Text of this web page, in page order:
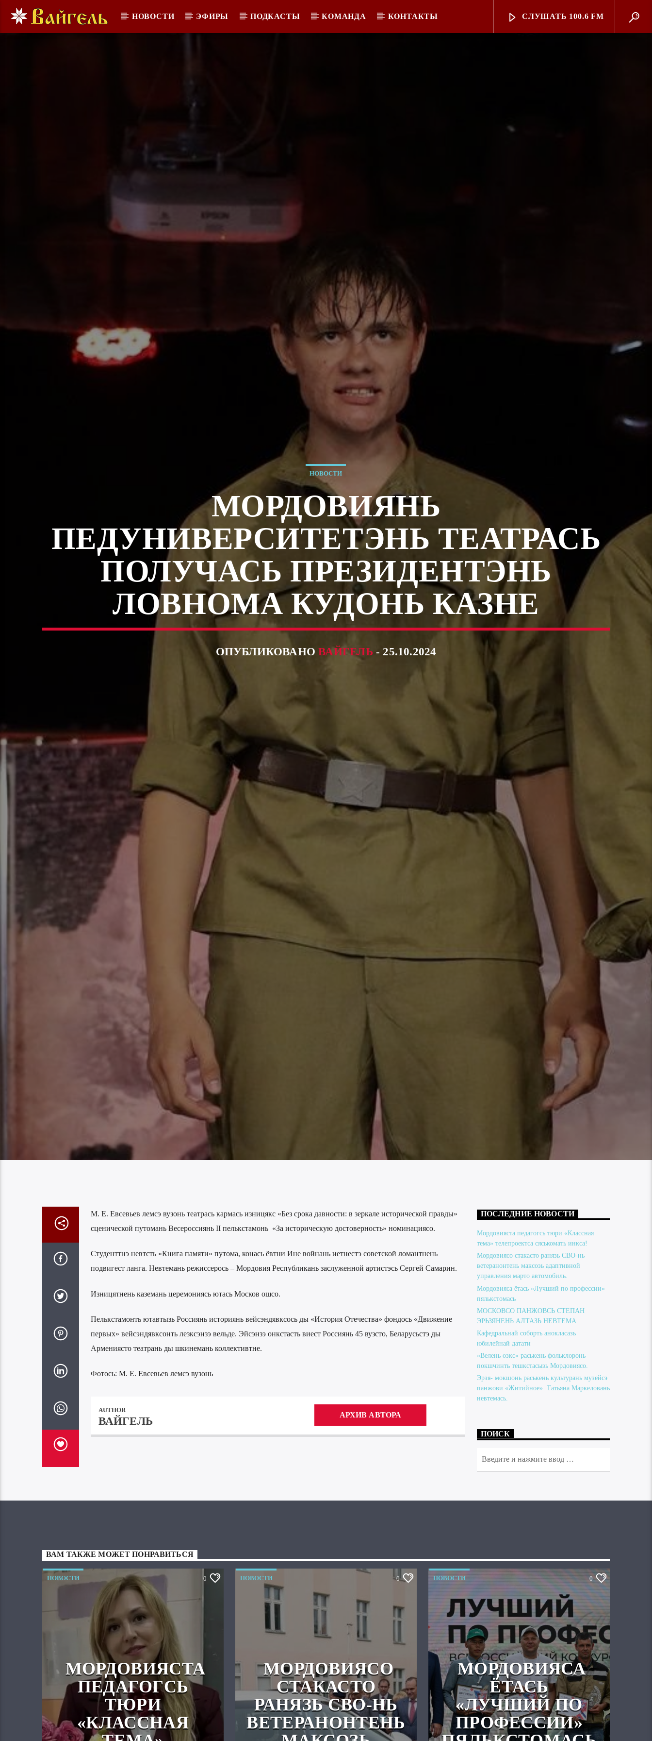
НОВОСТИ ЭФИРЫ ПОДКАСТЫ КОМАНДА КОНТАКТЫ СЛУШАТЬ 100.6 FM
НОВОСТИ
МОРДОВИЯНЬ
ПЕДУНИВЕРСИТЕТЭНЬ ТЕАТРАСЬ
ПОЛУЧАСЬ ПРЕЗИДЕНТЭНЬ
ЛОВНОМА КУДОНЬ КАЗНЕ
ОПУБЛИКОВАНОВАЙГЕЛЬ - 25.10.2024
М. Е. Евсевьев лемсэ вузонь театрась кармась изницякс «Без срока давности: в зеркале исторической правды»
сценической путомань Весероссиянь II пелькстамонь «За историческую достоверность» номинациясо.
Студенттнэ невтсть «Книга памяти» путома, конась ёвтни Ине войнань иетнестэ советской ломантнень
подвигест ланга. Невтемань режиссерось – Мордовия Республикань заслуженной артистэсь Сергей Самарин.
Изницятнень каземань церемониясь ютась Москов ошсо.
Пелькстамонть ютавтызь Россиянь историянь вейсэндявксось ды «История Отечества» фондось «Движение
первых» вейсэндявксонть лезксэнзэ вельде. Эйсэнзэ онкстасть виест Россиянь 45 вузсто, Беларусьстэ ды
Армениясто театрань ды шкинемань коллективтне.
Фотось: М. Е. Евсевьев лемсэ вузонь
AUTHOR
ВАЙГЕЛЬ
АРХИВ АВТОРА
ПОСЛЕДНИЕ НОВОСТИ
Мордовияста педагогсь тюри «Классная
тема» телепроектса сяськомать инкса!
Мордовиясо стакасто ранязь СВО-нь
ветеранонтень максозь адаптивной
управления марто автомобиль.
Мордовияса ётась «Лучший по профессии»
пялькстомась
МОСКОВСО ПАНЖОВСЬ СТЕПАН
ЭРЬЗЯНЕНЬ АЛТАЗЬ НЕВТЕМА
Кафедральнай соборть анокласазь
юбилейнай датати
«Велень озкс» раськень фольклоронь
покшчинть тешкстасызь Мордовиясо.
Эрзя- мокшонь раськень культурань музейсэ
панжови «Житийное» Татьяна Маркеловань
невтемась.
ПОИСК
ВАМ ТАКЖЕ МОЖЕТ ПОНРАВИТЬСЯ
НОВОСТИ 0
МОРДОВИЯСТА
ПЕДАГОГСЬ
ТЮРИ
«КЛАССНАЯ
НОВОСТИ 0
МОРДОВИЯСО
СТАКАСТО
РАНЯЗЬ СВО-НЬ
ВЕТЕРАНОНТЕНЬ
НОВОСТИ 0
МОРДОВИЯСА
ЁТАСЬ
«ЛУЧШИЙ ПО
ПРОФЕССИИ»